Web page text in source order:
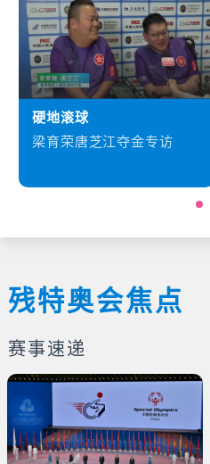
硬地滚球
梁育荣唐芝江夺金专访
残特奥会焦点
赛事速递